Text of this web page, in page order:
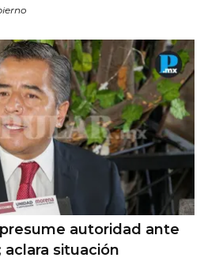
autoridad ante
aclara situación